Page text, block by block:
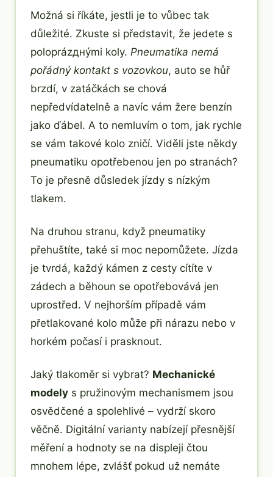
Možná si říkáte, jestli je to vůbec tak
důležité. Zkuste si představit, že jedete s
poloprázднými koly. Pneumatika nemá
pořádný kontakt s vozovkou, auto se hůř
brzdí, v zatáčkách se chová
nepředvídatelně a navíc vám žere benzín
jako ďábel. A to nemluvím o tom, jak rychle
se vám takové kolo zničí. Viděli jste někdy
pneumatiku opotřebenou jen po stranách?
To je přesně důsledek jízdy s nízkým
tlakem.
Na druhou stranu, když pneumatiky
přehuštíte, také si moc nepomůžete. Jízda
je tvrdá, každý kámen z cesty cítíte v
zádech a běhoun se opotřebovává jen
uprostřed. V nejhorším případě vám
přetlakované kolo může při nárazu nebo v
horkém počasí i prasknout.
Jaký tlakoměr si vybrat? Mechanické
modely s pružinovým mechanismem jsou
osvědčené a spolehlivé – vydrží skoro
věčně. Digitální varianty nabízejí přesnější
měření a hodnoty se na displeji čtou
mnohem lépe, zvlášť pokud už nemáte